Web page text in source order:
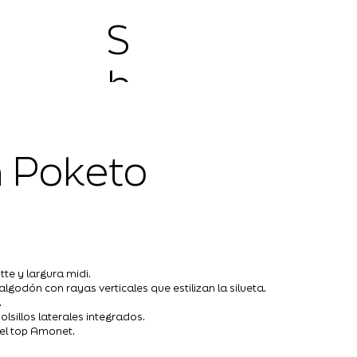
S
h
p
y largura midi.
con rayas verticales que estilizan la silueta.
laterales integrados.
top Amonet.